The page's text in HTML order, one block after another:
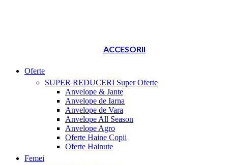
ACCESORII
Oferte
SUPER REDUCERI Super Oferte
Anvelope & Jante
Anvelope de Iarna
Anvelope de Vara
Anvelope All Season
Anvelope Agro
Oferte Haine Copii
Oferte Hainute
Femei